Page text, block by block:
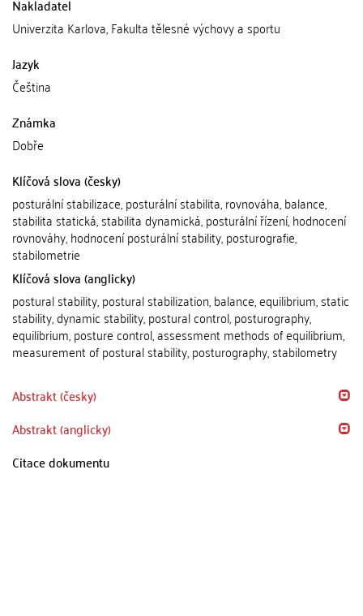
Nakladatel
Univerzita Karlova, Fakulta tělesné výchovy a sportu
Jazyk
Čeština
Známka
Dobře
Klíčová slova (česky)
posturální stabilizace, posturální stabilita, rovnováha, balance,
stabilita statická, stabilita dynamická, posturální řízení, hodnocení
rovnováhy, hodnocení posturální stability, posturografie,
stabilometrie
Klíčová slova (anglicky)
postural stability, postural stabilization, balance, equilibrium, static
stability, dynamic stability, postural control, posturography,
equilibrium, posture control, assessment methods of equilibrium,
measurement of postural stability, posturography, stabilometry
Abstrakt (česky)
Abstrakt (anglicky)
Citace dokumentu